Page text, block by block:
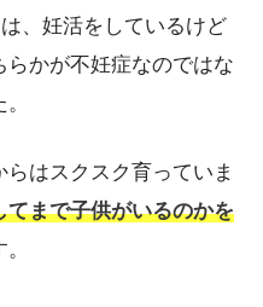
、妊活をしているけど
かが不妊症なのではな
はスクスク育っていま
てまで子供がいるのかを